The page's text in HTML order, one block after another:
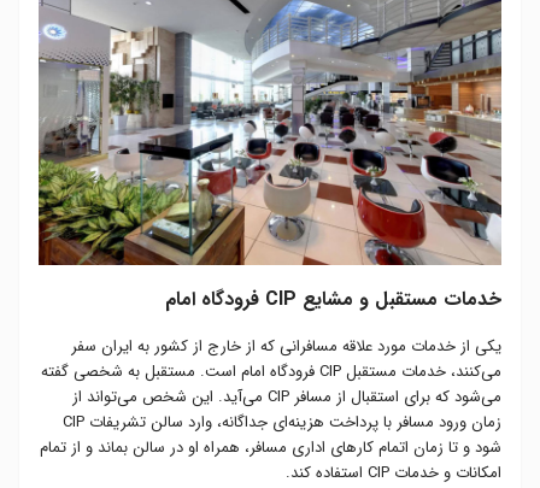
خدمات مستقبل و مشایع CIP فرودگاه امام
یکی از خدمات مورد علاقه مسافرانی که از خارج از کشور به ایران سفر
می‌کنند، خدمات مستقبل CIP فرودگاه امام است. مستقبل به شخصی گفته
می‌شود که برای استقبال از مسافر CIP می‌آید. این شخص می‌تواند از
زمان ورود مسافر با پرداخت هزینه‌ای جداگانه، وارد سالن تشریفات CIP
شود و تا زمان اتمام کارهای اداری مسافر، همراه او در سالن بماند و از تمام
امکانات و خدمات CIP استفاده کند.